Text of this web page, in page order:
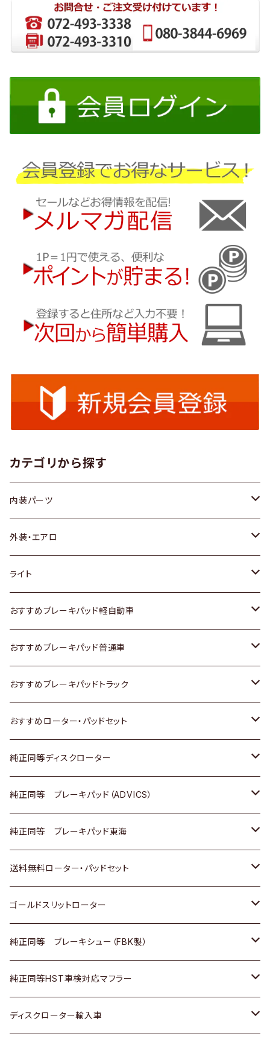
カテゴリから探す
内装パーツ
トヨタ
ホンダ
スズキ
日産
いすゞ
ダイハツ
マツダ
三菱
スバル
日野
三菱ふそう
ＢＭＷ
外装・エアロ
トヨタ
ホンダ
スズキ
日産
いすゞ
ダイハツ
マツダ
三菱
日野
三菱ふそう
ライト
トヨタ
スズキ
日産
いすゞ
ダイハツ
三菱
日野
三菱ふそう
その他
おすすめブレーキパッド軽自動車
トヨタ
ホンダ
スズキ
日産
ダイハツ
マツダ
三菱
スバル
おすすめブレーキパッド普通車
トヨタ
ホンダ
スズキ
日産
いすゞ
ダイハツ
マツダ
三菱
スバル
おすすめブレーキパッドトラック
トヨタ
日産
いすゞ
ダイハツ
マツダ
三菱
おすすめローター・パッドセット
トヨタ
ホンダ
スズキ
日産
ダイハツ
マツダ
三菱
スバル
純正同等ディスクローター
トヨタ
ホンダ
スズキ
日産
いすゞ
ダイハツ
マツダ
純正同等 ブレーキパッド（ADVICS）
トヨタ
ホンダ
スズキ
日産
ダイハツ
マツダ
純正同等 ブレーキパッド東海
トヨタ
ホンダ
日産
いすゞ
ダイハツ
送料無料ローター・パッドセット
トヨタ
ホンダ
スズキ
日産
ゴールドスリットローター
トヨタ
ホンダ
スズキ
純正同等 ブレーキシュー（FBK製）
ホンダ
スズキ
純正同等HST車検対応マフラー
トヨタ
ディスクローター輸入車